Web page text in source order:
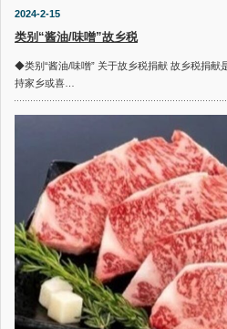
2024-2-15
类别“酱油/味噌”故乡税
◆类别“酱油/味噌” 关于故乡税捐献 故乡税捐献
持家乡或喜…